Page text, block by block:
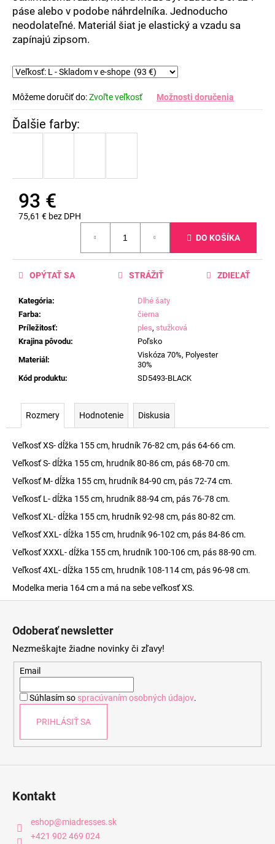
páse alebo v podobe náhrdelníka. Jednoducho
neodolateľné. Materiál šiat je elastický a vzadu sa
zapínajú zipsom.
Môžeme doručiť do:Zvoľte veľkosť Možnosti doručenia
93 €
75,61 € bez DPH
DO KOŠÍKA
Kategória:
Dlhé šaty
Farba:
čierna
Príležitosť: ples, stužková
Krajina pôvodu:
Poľsko
Materiál :
Viskóza 70%, Polyester
30%
Kód produktu: SD5493-BLACK
OPÝTAŤ SA STRÁŽIŤ ZDIEĽAŤ
Rozmery Hodnotenie Diskusia
Veľkosť XS- dĺžka 155 cm, hrudník 76-82 cm, pás 64-66 cm.
Veľkosť S- dĺžka 155 cm, hrudník 80-86 cm, pás 68-70 cm.
Veľkosť M- dĺžka 155 cm, hrudník 84-90 cm, pás 72-74 cm.
Veľkosť L- dĺžka 155 cm, hrudník 88-94 cm, pás 76-78 cm.
Veľkosť XL- dĺžka 155 cm, hrudník 92-98 cm, pás 80-82 cm.
Veľkosť XXL- dĺžka 155 cm, hrudník 96-102 cm, pás 84-86 cm.
Veľkosť XXXL- dĺžka 155 cm, hrudník 100-106 cm, pás 88-90 cm.
Veľkosť 4XL- dĺžka 155 cm, hrudník 108-114 cm, pás 96-98 cm.
Modelka meria 164 cm a má na sebe veľkosť XS.
Odoberať newsletter
Nezmeškajte žiadne novinky či zľavy!
Email
Súhlasím so spracúvaním osobných údajov.
PRIHLÁSIŤ SA
Kontakt
eshop@miadresses.sk
+421 902 469 024